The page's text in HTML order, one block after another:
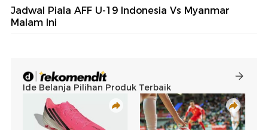
Jadwal Piala AFF U-19 Indonesia Vs Myanmar
Malam Ini